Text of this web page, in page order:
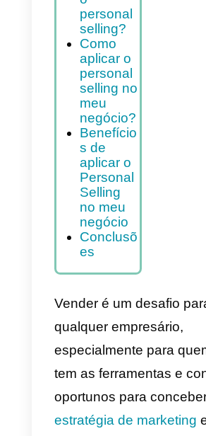
Índice
O que é
o
personal
selling?
Como
aplicar o
personal
selling no
meu
negócio?
s de
aplicar o
Personal
Selling
no meu
negócio
es